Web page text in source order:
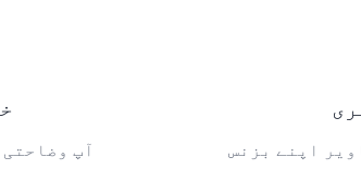
اپنے بزنس
آپ